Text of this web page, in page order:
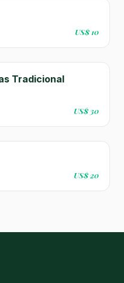
US$ 10
Tradicional
US$ 30
US$ 20